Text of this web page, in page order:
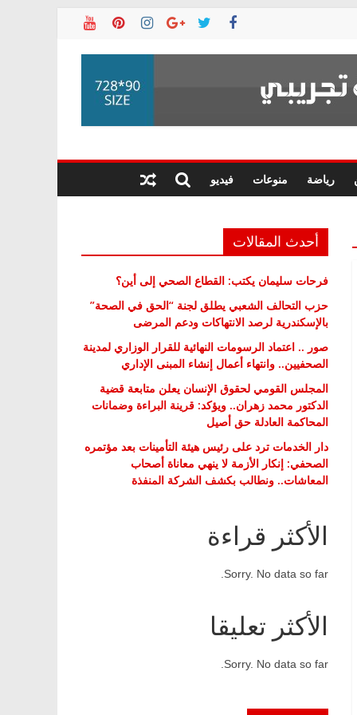
رياضة منوعات فيديو
أحدث المقالات
فرحات سليمان يكتب: القطاع الصحي إلى أين؟
حزب التحالف الشعبي يطلق لجنة “الحق في الصحة”
بالإسكندرية لرصد الانتهاكات ودعم المرضى
صور .. اعتماد الرسومات النهائية للقرار الوزاري لمدينة
الصحفيين.. وانتهاء أعمال إنشاء المبنى الإداري
المجلس القومي لحقوق الإنسان يعلن متابعة قضية
الدكتور محمد زهران.. ويؤكد: قرينة البراءة وضمانات
المحاكمة العادلة حق أصيل
دار الخدمات ترد على رئيس هيئة التأمينات بعد مؤتمره
الصحفي: إنكار الأزمة لا ينهي معاناة أصحاب
المعاشات.. ونطالب بكشف الشركة المنفذة
الأكثر قراءة
Sorry. No data so far.
الأكثر تعليقا
Sorry. No data so far.